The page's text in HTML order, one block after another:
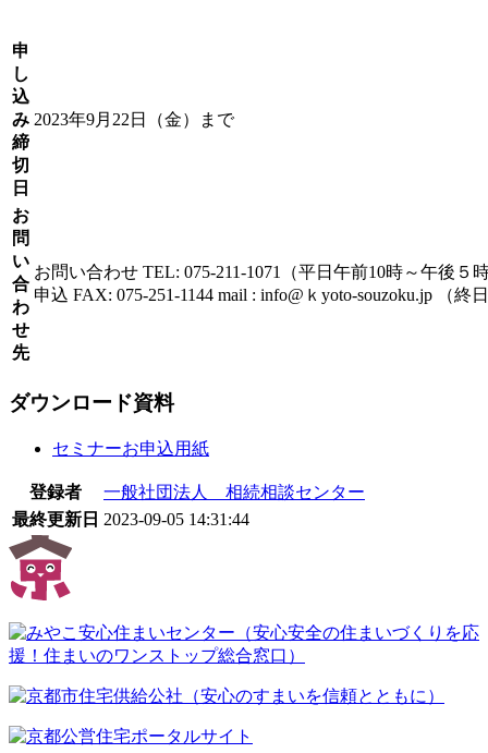
申
し
込
み
締
切
日
2023年9月22日（金）まで
お
問
い
合
わ
せ
先
お問い合わせ TEL: 075-211-1071（平日午前10時～午後５
申込 FAX: 075-251-1144 mail : info@ｋyoto-souzoku.jp （終
ダウンロード資料
セミナーお申込用紙
登録者
一般社団法人 相続相談センター
最終更新日 2023-09-05 14:31:44